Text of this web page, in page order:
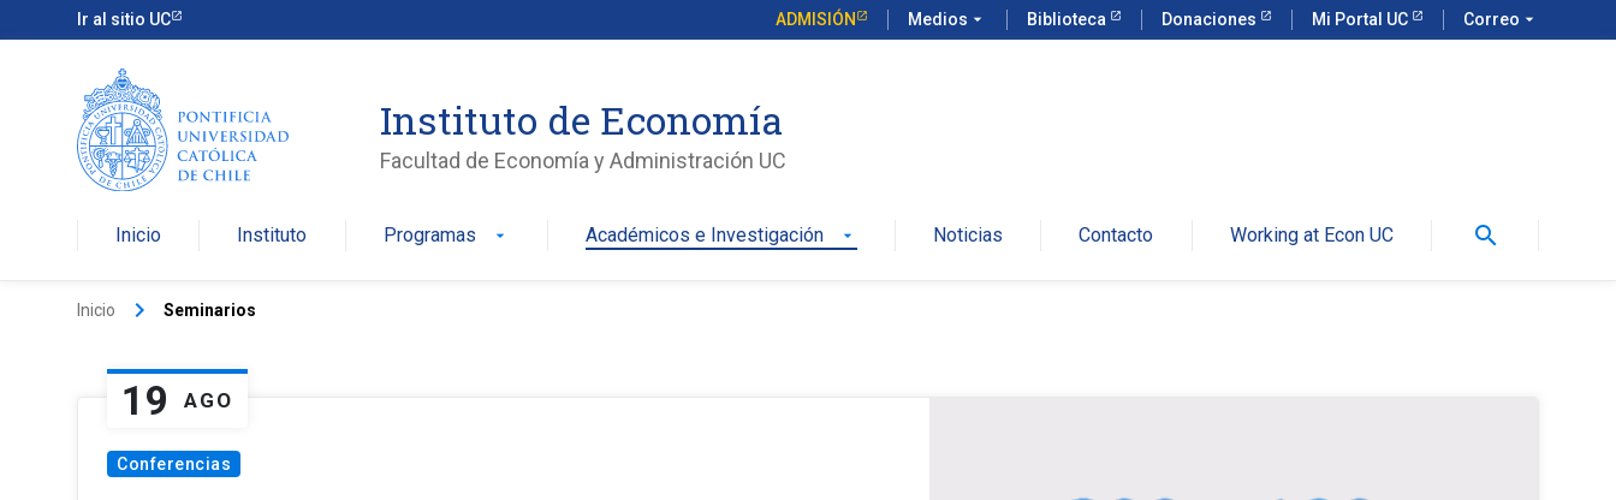
Ir al sitio UC ADMISIÓN Medios arrow_drop_down Biblioteca Donaciones Mi Portal UC Correo arrow_drop_down
Instituto de Economía
Facultad de Economía y Administración UC
Inicio Instituto Programas arrow_drop_down Académicos e Investigación arrow_drop_down Noticias Contacto Working at Econ UC search
Inicio keyboard_arrow_right Seminarios
19 AGO
Conferencias